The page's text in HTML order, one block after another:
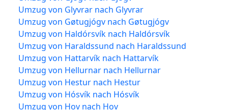
Umzug von Glyvrar nach Glyvrar
Umzug von Gøtugjógv nach Gøtugjógv
Umzug von Haldórsvík nach Haldórsvík
Umzug von Haraldssund nach Haraldssund
Umzug von Hattarvík nach Hattarvík
Umzug von Hellurnar nach Hellurnar
Umzug von Hestur nach Hestur
Umzug von Hósvík nach Hósvík
Umzug von Hov nach Hov